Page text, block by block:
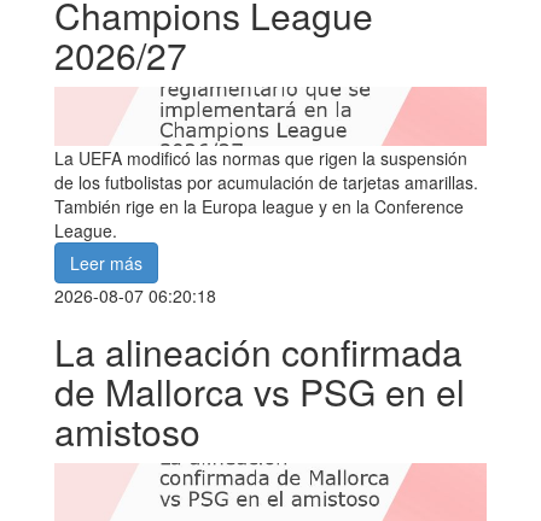
Champions League
2026/27
La UEFA modificó las normas que rigen la suspensión
de los futbolistas por acumulación de tarjetas amarillas.
También rige en la Europa league y en la Conference
League.
Leer más
2026-08-07 06:20:18
La alineación confirmada
de Mallorca vs PSG en el
amistoso